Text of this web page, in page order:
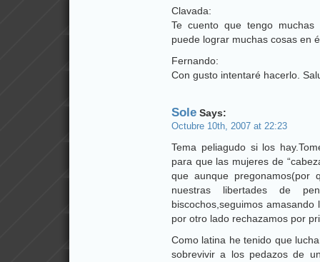
Clavada:
Te cuento que tengo
puede lograr muchas cosas en
Fernando:
Con gusto intentaré hacerlo.
Sole Says:
Octubre 10th, 2007 at 22:23
Tema peliagudo si los
para que las mujeres de
que aunque
nuestras libertades de
biscochos,seguimos
por otro lado rechazamos por
Como latina he tenido que
sobrevivir a los pedazos de